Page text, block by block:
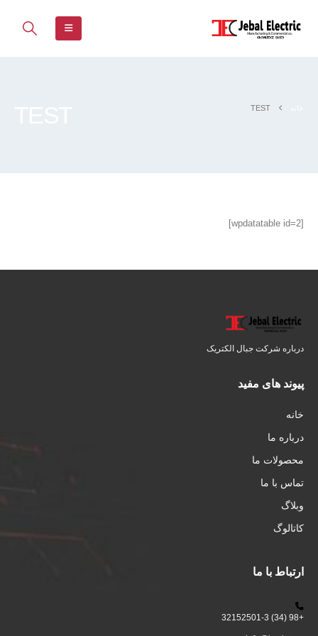
TEST
[wpdatatable id=2]
درباره شرکت جبال الکتریک
پیوند های مفید
خانه
درباره ما
محصولات ما
تماس با ما
وبلاگ
کاتالوگ
ارتباط با ما
+98 (34) 32152501-3